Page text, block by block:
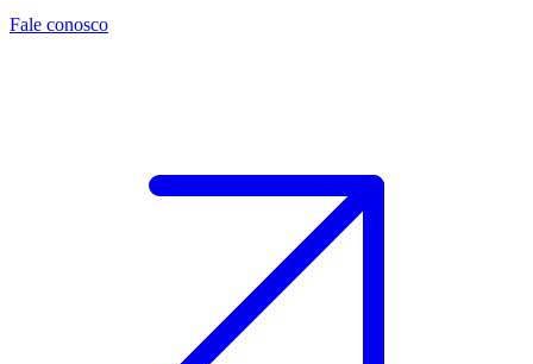
Fale conosco